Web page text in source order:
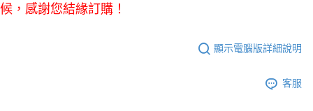
候，感謝您結緣訂購！
顯示電腦版詳細說明
客服